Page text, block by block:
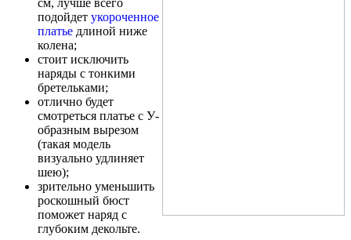
см, лучше всего
подойдет укороченное
платье длиной ниже
колена;
стоит исключить
наряды с тонкими
бретельками;
отлично будет
смотреться платье с У-
образным вырезом
(такая модель
визуально удлиняет
шею);
зрительно уменьшить
роскошный бюст
поможет наряд с
глубоким декольте.